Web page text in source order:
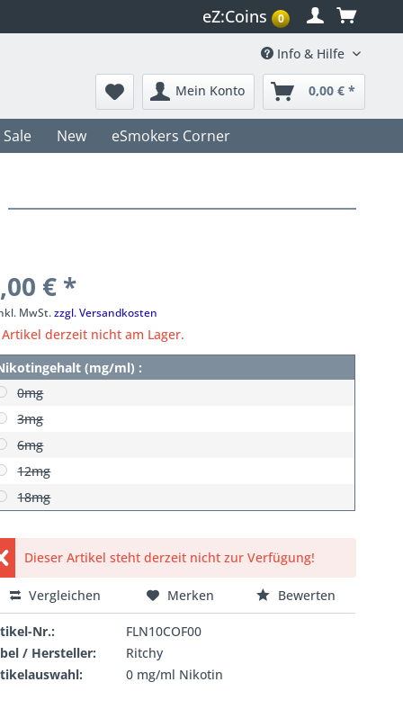
eZ:Coins 0
Info & Hilfe
Mein Konto 0,00 € *
Sale New eSmokers Corner
€ *
MwSt.zzgl. Versandkosten
Artikel derzeit nicht am Lager.
(mg/ml) :
0mg
3mg
6mg
12mg
18mg
Dieser Artikel steht derzeit nicht zur Verfügung!
Vergleichen Merken Bewerten
Nr.:
FLN10COF00
/ Hersteller:
Ritchy
0 mg/ml Nikotin